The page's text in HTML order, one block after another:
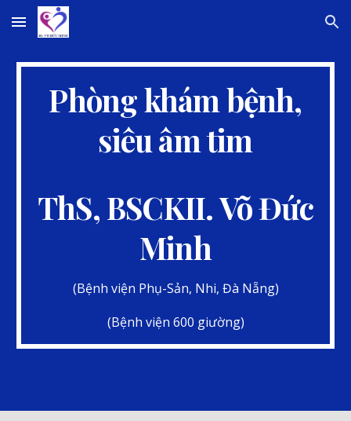
Skip to main content Skip to navigation
Phòng khám bệnh,
siêu âm tim
ThS, BSCKII. Võ Đức
Minh
(Bệnh viện Phụ-Sản, Nhi, Đà Nẵng)
(Bệnh viện 600 giường)